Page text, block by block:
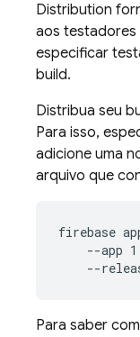
Distribution
aos testadores
especificar
build.
Distribua seu
Para isso,
adicione uma
arquivo que
firebase
--app
Para saber